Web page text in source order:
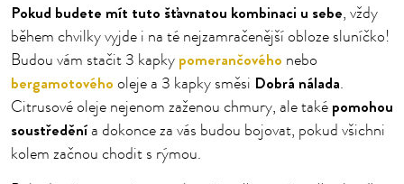
Pokud budete mít tuto šťavnatou kombinaci u sebe, vždy
během chvilky vyjde i na té nejzamračenější obloze sluníčko!
Budou vám stačit 3 kapky pomerančového nebo
bergamotového oleje a 3 kapky směsi Dobrá nálada.
Citrusové oleje nejenom zaženou chmury, ale také pomohou
soustředěnía dokonce za vás budou bojovat, pokud všichni
kolem začnou chodit s rýmou.